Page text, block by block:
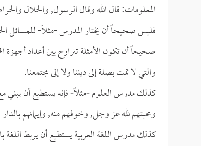
المعلومات: قال الله وقال الرسول, والحلال
فليس صحيحاً أن يختار المدرس -مثلاً- للمسائل
صحيحاً أن تكون الأمثلة تتراوح بين أعداد أجهزة
والتي لا تمت بصلة إلى ديننا ولا إلى مجتمعنا.
كذلك مدرس العلوم -مثلاً- فإنه يستطيع أن يبني مع
ومحبتهم لله عز وجل, وخوفهم منه, وإيمانهم
كذلك مدرس اللغة العربية يستطيع أن يربط اللغة